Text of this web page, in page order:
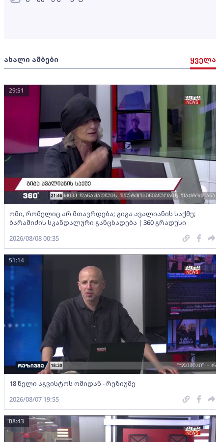
ახალი ამბები ყველა
ომი, რომელიც არ მთავრდება; გიგა ავალიანის საქმე;
ბარამიძის სკანდალური განცხადება | 360 გრადუსი
29:51
2026/08/08 00:35
18 წელი აგვისტოს ომიდან - რეზიუმე
51:14
2026/08/07 19:55
08:43